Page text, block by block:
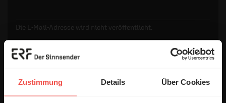
Zustimmung Details Über Cookies
Die E-Mail-Adresse wird nicht veröffentlicht.
Kommentar: